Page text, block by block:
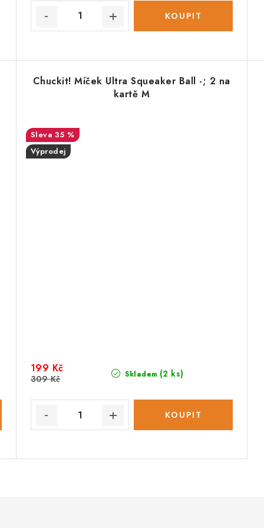
Chuckit! Míček Ultra Squeaker Ball -; 2 na
kartě M
35 %
Výprodej
Skladem (2 ks)
199 Kč
309 Kč